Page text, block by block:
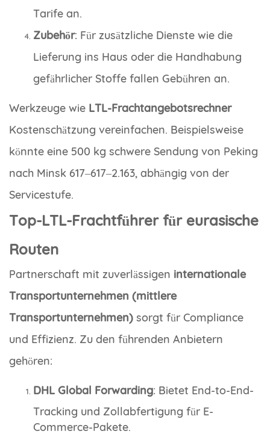
Tarife an.
Zubehör: Für zusätzliche Dienste wie die
Lieferung ins Haus oder die Handhabung
gefährlicher Stoffe fallen Gebühren an.
Werkzeuge wie LTL-Frachtangebotsrechner
Kostenschätzung vereinfachen. Beispielsweise
könnte eine 500 kg schwere Sendung von Peking
nach Minsk 617–617–2.163, abhängig von der
Servicestufe.
Top-LTL-Frachtführer für eurasische
Routen
Partnerschaft mit zuverlässigen internationale
Transportunternehmen (mittlere
Transportunternehmen) sorgt für Compliance
und Effizienz. Zu den führenden Anbietern
gehören:
DHL Global Forwarding: Bietet End-to-End-
Tracking und Zollabfertigung für E-
Commerce-Pakete.